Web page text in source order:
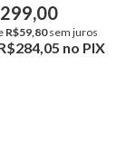
R$59,80sem juros
no PIX